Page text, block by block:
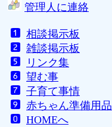
管理人に連絡
相談掲示板
雑談掲示板
リンク集
望む事
子育て事情
赤ちゃん準備用品
HOMEへ